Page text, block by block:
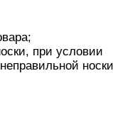
при условии
носки